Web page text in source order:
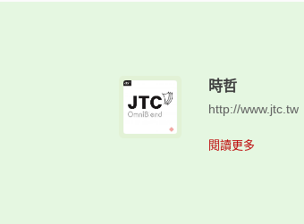
時哲
http://www.jtc.tw
閱讀更多